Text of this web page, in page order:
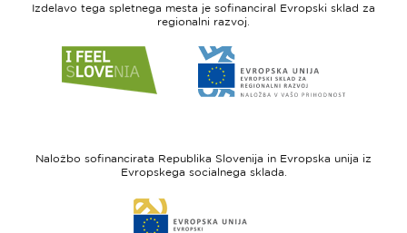
Izdelavo tega spletnega mesta je sofinanciral Evropski sklad za
regionalni razvoj.
do
spletne
Slovenia
do
spletne
-
Naložbo sofinancirata Republika Slovenija in Evropska unija iz
Evropskega socialnega sklada.
do